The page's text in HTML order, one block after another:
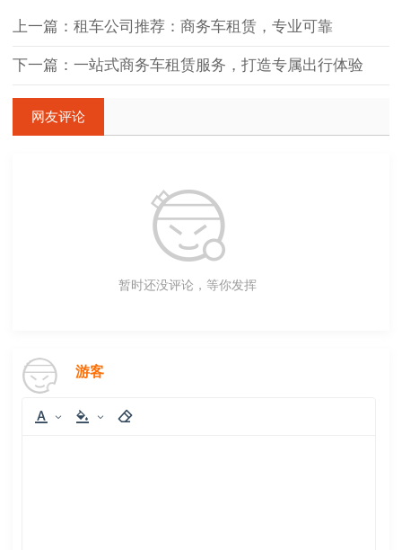
上一篇：租车公司推荐：商务车租赁，专业可靠
下一篇：一站式商务车租赁服务，打造专属出行体验
网友评论
暂时还没评论，等你发挥
游客